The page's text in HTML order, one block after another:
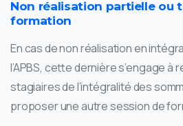
Non réalisation partielle ou
formation
En cas de non réalisation en
l’APBS, cette dernière s’engage à
stagiaires de l’intégralité des
proposer une autre session de